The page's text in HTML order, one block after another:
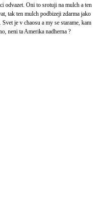
odvazet. Oni to srotuji na mulch a ten
tak ten mulch podbizeji zdarma jako
je v chaosu a my se starame, kam
neni ta Amerika nadherna ?